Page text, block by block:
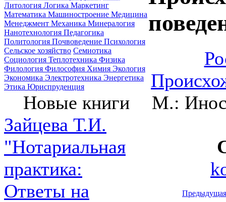
Литология Логика Маркетинг
Математика Машиностроение Медицина
Менеджмент Механика Минералогия
Нанотехнология Педагогика
Политология Почвоведение Психология
Сельское хозяйство Семиотика
Социология Теплотехника Физика
Филология Философия Химия Экология
Экономика Электротехника Энергетика
Этика Юриспруденция
Новые книги
Зайцева Т.И.
"Нотариальная
практика:
Ответы на
М.:
Предыдущая